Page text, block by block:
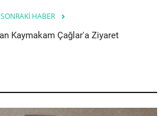
SONRAKI HABER
Kaymakam Çağlar'a Ziyaret